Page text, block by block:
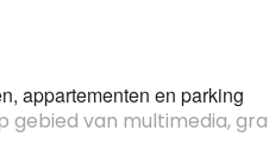
appartementen en parking
van multimedia,